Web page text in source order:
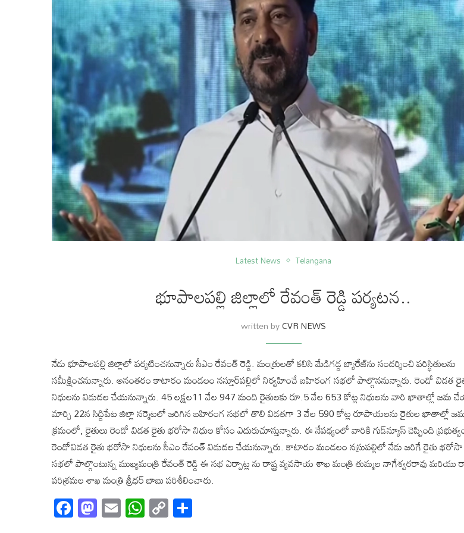
Latest News Telangana
భూపాలపల్లి జిల్లాలో రేవంత్ రెడ్డి పర్యటన..
written byCVR NEWS
నేడు భూపాలపల్లి జిల్లాలో పర్యటించనున్నారు సీఎం రేవంత్ రెడ్డి. మంత్రులతో కలిసి మేడిగడ్డ బ్యారేజ్‌ను సందర్శించి పరిస్థితులను
సమీక్షించనున్నారు. అనంతరం కాటారం మండలం నస్తూర్‌పల్లిలో నిర్వహించే బహిరంగ సభలో పాల్గొననున్నారు. రెండో విడత
నిధులను విడుదల చేయనున్నారు. 45 లక్షల11 వేల 947 మంది రైతులకు రూ.5 వేల 653 కోట్ల నిధులను వారి ఖాతాల్లో జమ
మార్చి 22న సిద్దిపేట జిల్లా నర్మెటలో జరిగిన బహిరంగ సభలో తొలి విడతగా 3 వేల 590 కోట్ల రూపాయలను రైతుల ఖాతాల్లో
క్రమంలో, రైతులు రెండో విడత రైతు భరోసా నిధుల కోసం ఎదురుచూస్తున్నారు. ఈ నేపథ్యంలో వారికి గుడ్‌న్యూస్‌ చెప్పింది
రెండోవిడత రైతు భరోసా నిధులను సీఎం రేవంత్ విడుదల చేయనున్నారు. కాటారం మండలం నస్రుపల్లిలో నేడు జరిగే రైతు
సభలో పాల్గొంటున్న ముఖ్యమంత్రి రేవంత్ రెడ్డి ఈ సభ ఏర్పాట్ల ను రాష్ట్ర వ్యవసాయ శాఖ మంత్రి తుమ్మల నాగేశ్వరరావు మరియు
పరిశ్రమల శాఖ మంత్రి శ్రీధర్ బాబు పరిశీలించారు.
Facebook
Mastodon
EmailWhatsApp
Copy